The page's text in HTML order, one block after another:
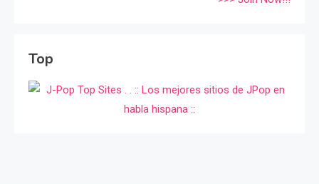
Top